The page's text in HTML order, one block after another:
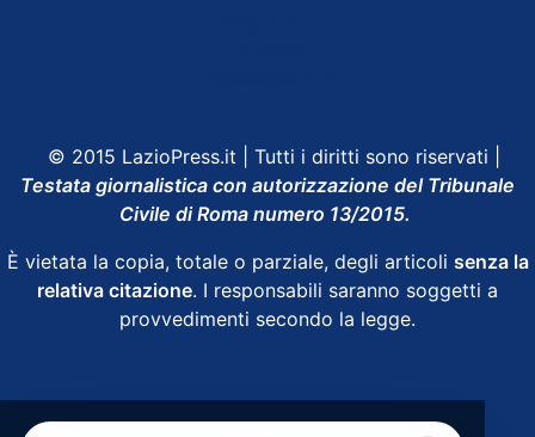
© 2015 LazioPress.it | Tutti i diritti sono riservati |
Testata giornalistica con autorizzazione del Tribunale
Civile di Roma numero 13/2015.
È vietata la copia, totale o parziale, degli articoli senza la
relativa citazione. I responsabili saranno soggetti a
provvedimenti secondo la legge.